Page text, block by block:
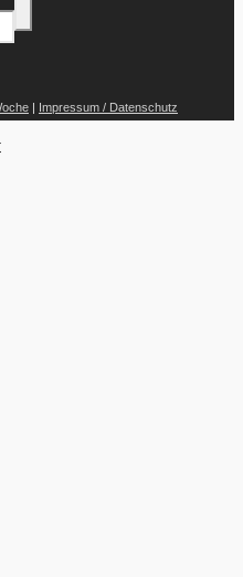
| Impressum / Datenschutz